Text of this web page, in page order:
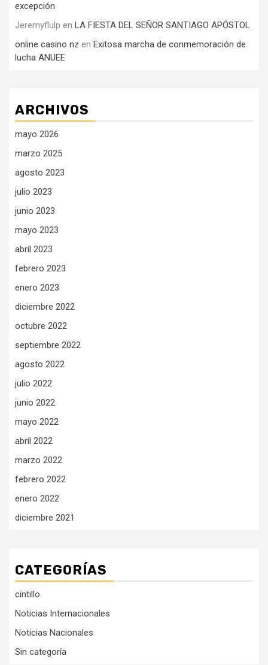
excepción
Jeremyflulp en LA FIESTA DEL SEÑOR SANTIAGO APÓSTOL
online casino nz en Exitosa marcha de conmemoración de
lucha ANUEE
ARCHIVOS
mayo 2026
marzo 2025
agosto 2023
julio 2023
junio 2023
mayo 2023
abril 2023
febrero 2023
enero 2023
diciembre 2022
octubre 2022
septiembre 2022
agosto 2022
julio 2022
junio 2022
mayo 2022
abril 2022
marzo 2022
febrero 2022
enero 2022
diciembre 2021
CATEGORÍAS
cintillo
Noticias Internacionales
Noticias Nacionales
Sin categoría